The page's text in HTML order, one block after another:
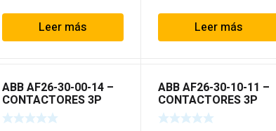
Leer más Leer más
ABB AF26-30-00-14 –
CONTACTORES 3P
TIPO AF
ABB AF26-30-10-11 –
CONTACTORES 3P
TIPO AF